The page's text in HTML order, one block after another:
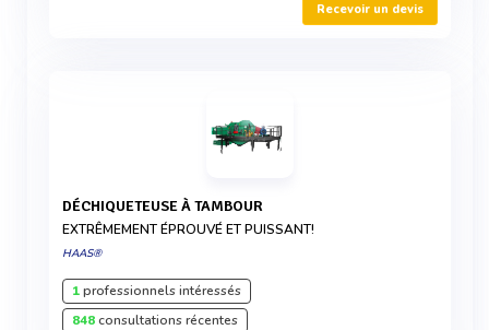
Recevoir un devis
DÉCHIQUETEUSE À TAMBOUR
EXTRÊMEMENT ÉPROUVÉ ET PUISSANT!
HAAS®
1professionnels intéressés
848consultations récentes